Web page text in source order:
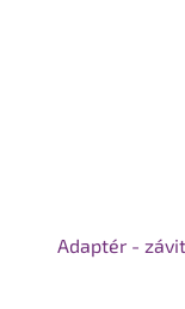
Adaptér -